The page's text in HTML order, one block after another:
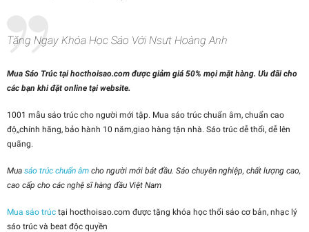
Tặng Ngay Khóa Học Sáo Với Nsưt Hoàng Anh
Mua Sáo Trúc tại hocthoisao.com được giảm giá 50% mọi mặt hàng. Ưu đãi cho
các bạn khi đặt online tại website.
1001 mẫu sáo trúc cho người mới tập. Mua sáo trúc chuẩn âm, chuẩn cao
độ,,chính hãng, bảo hành 10 năm,giao hàng tận nhà. Sáo trúc dễ thổi, dễ lên
quãng.
Mua sáo trúc chuẩn âm cho người mới bát đầu. Sáo chuyên nghiệp, chất lượng cao,
cao cấp cho các nghệ sĩ hàng đầu Việt Nam
Mua sáo trúc tại hocthoisao.com được tặng khóa học thổi sáo cơ bản, nhạc lý
sáo trúc và beat độc quyền